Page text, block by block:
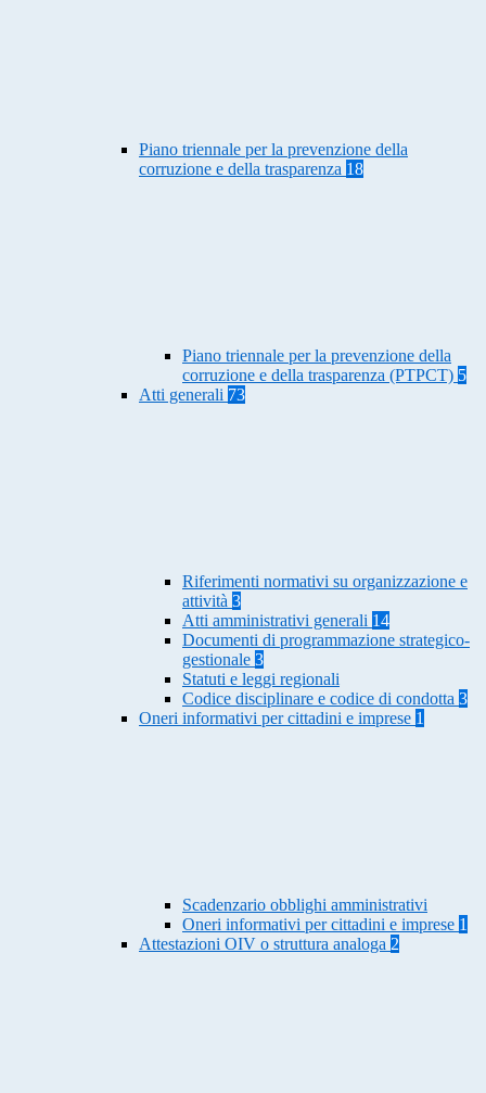
Piano triennale per la prevenzione della
corruzione e della trasparenza 18
Piano triennale per la prevenzione della
corruzione e della trasparenza (PTPCT) 5
Atti generali 73
Riferimenti normativi su organizzazione e
attività 3
Atti amministrativi generali 14
Documenti di programmazione strategico-
gestionale 3
Statuti e leggi regionali
Codice disciplinare e codice di condotta 3
Oneri informativi per cittadini e imprese 1
Scadenzario obblighi amministrativi
Oneri informativi per cittadini e imprese 1
Attestazioni OIV o struttura analoga 2